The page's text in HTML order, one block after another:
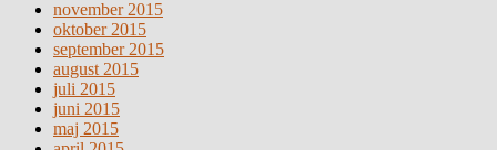
november 2015
oktober 2015
september 2015
august 2015
juli 2015
juni 2015
maj 2015